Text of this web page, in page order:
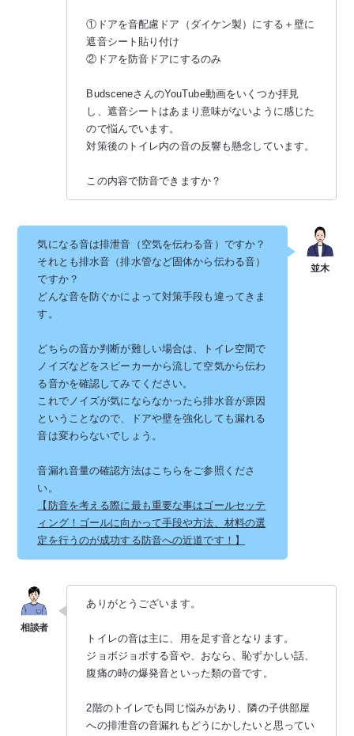
①ドアを音配慮ドア（ダイケン製）にする＋壁に
遮音シート貼り付け
②ドアを防音ドアにするのみ
BudsceneさんのYouTube動画をいくつか拝見
し、遮音シートはあまり意味がないように感じた
ので悩んでいます。
対策後のトイレ内の音の反響も懸念しています。
この内容で防音できますか？
気になる音は排泄音（空気を伝わる音）ですか？
それとも排水音（排水管など固体から伝わる音）
ですか？
どんな音を防ぐかによって対策手段も違ってきま
す。
どちらの音か判断が難しい場合は、トイレ空間で
ノイズなどをスピーカーから流して空気から伝わ
る音かを確認してみてください。
これでノイズが気にならなかったら排水音が原因
ということなので、ドアや壁を強化しても漏れる
音は変わらないでしょう。
音漏れ音量の確認方法はこちらをご参照くださ
い。
【防音を考える際に最も重要な事はゴールセッテ
ィング！ゴールに向かって手段や方法、材料の選
定を行うのが成功する防音への近道です！】
ありがとうございます。
トイレの音は主に、用を足す音となります。
ジョボジョボする音や、おなら、恥ずかしい話、
腹痛の時の爆発音といった類の音です。
2階のトイレでも同じ悩みがあり、隣の子供部屋
への排泄音の音漏れもどうにかしたいと思ってい